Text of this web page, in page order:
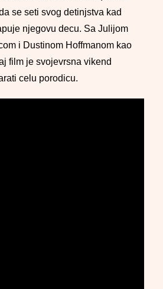
se seti svog detinjstva kad
njegovu decu. Sa Julijom
i Dustinom Hoffmanom kao
film je svojevrsna vikend
celu porodicu.